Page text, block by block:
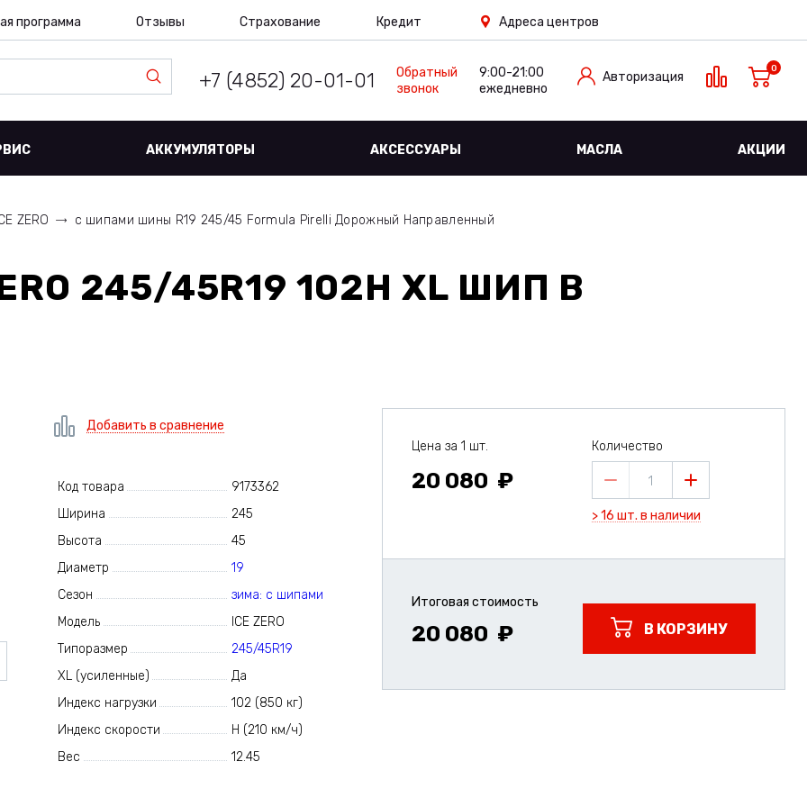
программа Отзывы Страхование Кредит Адреса центров
+7 (4852) 20-01-01
Обратный
звонок
9:00-21:00
ежедневно
Авторизация
0
АККУМУЛЯТОРЫ АКСЕССУАРЫ МАСЛА АКЦИИ
ZERO с шипами шины R19 245/45 Formula Pirelli Дорожный Направленный
245/45R19 102H XL ШИП В
Добавить в сравнение
Код товара
9173362
Ширина
245
Высота
45
Диаметр
19
Сезон
зима: с шипами
Модель
ICE ZERO
Типоразмер
245/45R19
XL (усиленные)
Да
Индекс нагрузки
102 (850 кг)
Индекс скорости
H (210 км/ч)
Вес
12.45
Цена за 1 шт.
20 080
Количество
1
> 16 шт. в наличии
Итоговая стоимость
20 080 В КОРЗИНУ